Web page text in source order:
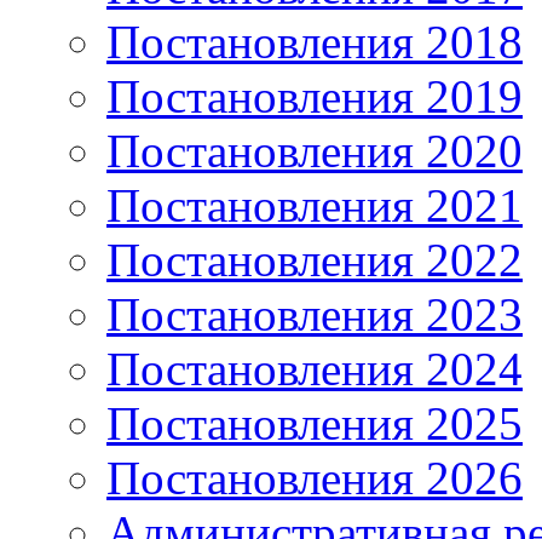
Постановления 2018
Постановления 2019
Постановления 2020
Постановления 2021
Постановления 2022
Постановления 2023
Постановления 2024
Постановления 2025
Постановления 2026